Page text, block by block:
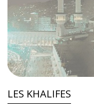
LES KHALIFES